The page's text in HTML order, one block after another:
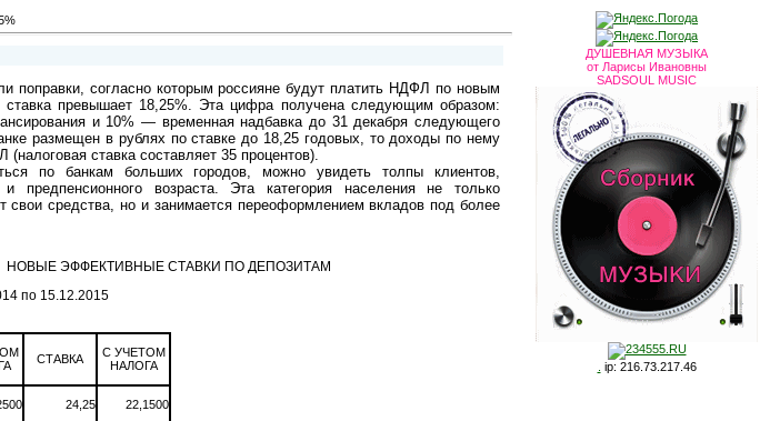
поправки, согласно которым россияне будут платить НДФЛ по новым
ставка превышает 18,25%. Эта цифра получена следующим образом:
и 10% — временная надбавка до 31 декабря следующего
размещен в рублях по ставке до 18,25 годовых, то доходы по нему
ставка составляет 35 процентов).
по банкам больших городов, можно увидеть толпы клиентов,
и предпенсионного возраста. Эта категория населения не только
свои средства, но и занимается переоформлением вкладов под более
НОВЫЕ ЭФФЕКТИВНЫЕ СТАВКИ ПО ДЕПОЗИТАМ
по 15.12.2015
СТАВКА
С УЧЕТОМ
НАЛОГА
24,25 22,1500
ДУШЕВНАЯ МУЗЫКА
от Ларисы Ивановны
SADSOUL MUSIC
ip: 216.73.217.46